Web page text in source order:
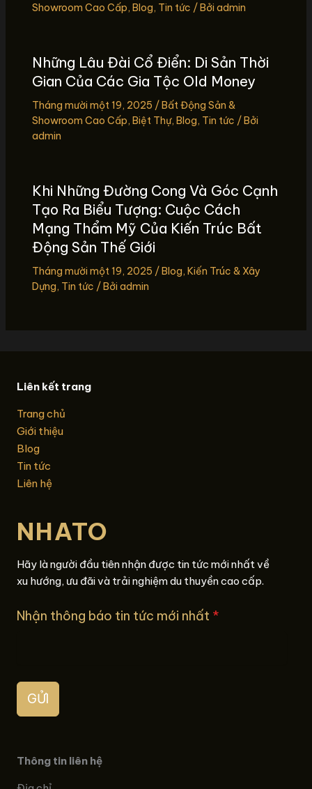
Showroom Cao Cấp, Blog, Tin tức / Bởi admin
Những Lâu Đài Cổ Điển: Di Sản Thời
Gian Của Các Gia Tộc Old Money
Tháng mười một 19, 2025 / Bất Động Sản &
Showroom Cao Cấp, Biệt Thự, Blog, Tin tức / Bởi
admin
Khi Những Đường Cong Và Góc Cạnh
Tạo Ra Biểu Tượng: Cuộc Cách
Mạng Thẩm Mỹ Của Kiến Trúc Bất
Động Sản Thế Giới
Tháng mười một 19, 2025 / Blog, Kiến Trúc & Xây
Dựng, Tin tức / Bởi admin
Liên kết trang
Trang chủ
Giới thiệu
Blog
Tin tức
Liên hệ
NHATO
Hãy là người đầu tiên nhận được tin tức mới nhất về
xu hướng, ưu đãi và trải nghiệm du thuyền cao cấp.
Nhận thông báo tin tức mới nhất *
GỬI
Thông tin liên hệ